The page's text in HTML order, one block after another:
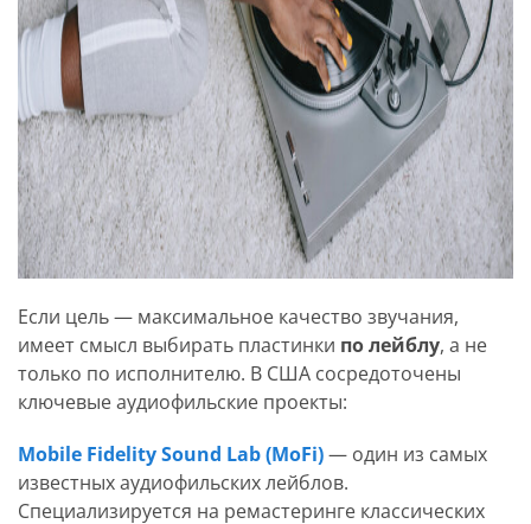
Если цель — максимальное качество звучания,
имеет смысл выбирать пластинки по лейблу, а не
только по исполнителю. В США сосредоточены
ключевые аудиофильские проекты:
Mobile Fidelity Sound Lab (MoFi)— один из самых
известных аудиофильских лейблов.
Специализируется на ремастеринге классических